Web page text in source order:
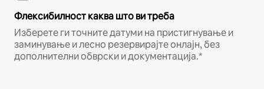
Флексибилност каква што ви треба
Изберете ги точните датуми на пристигнување и
заминување и лесно резервирајте онлајн, без
дополнителни обврски и документација.*